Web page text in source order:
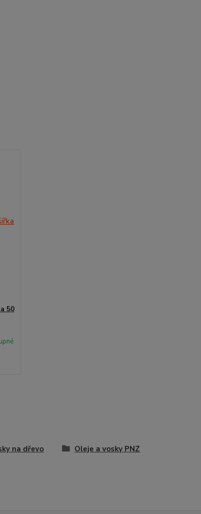
50
na dřevo
Oleje a vosky PNZ